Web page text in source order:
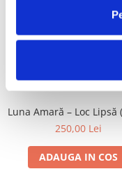
Fugees - The Score
Luna Amară – Loc Lipsă
250,00 Lei
ADAUGA IN COS